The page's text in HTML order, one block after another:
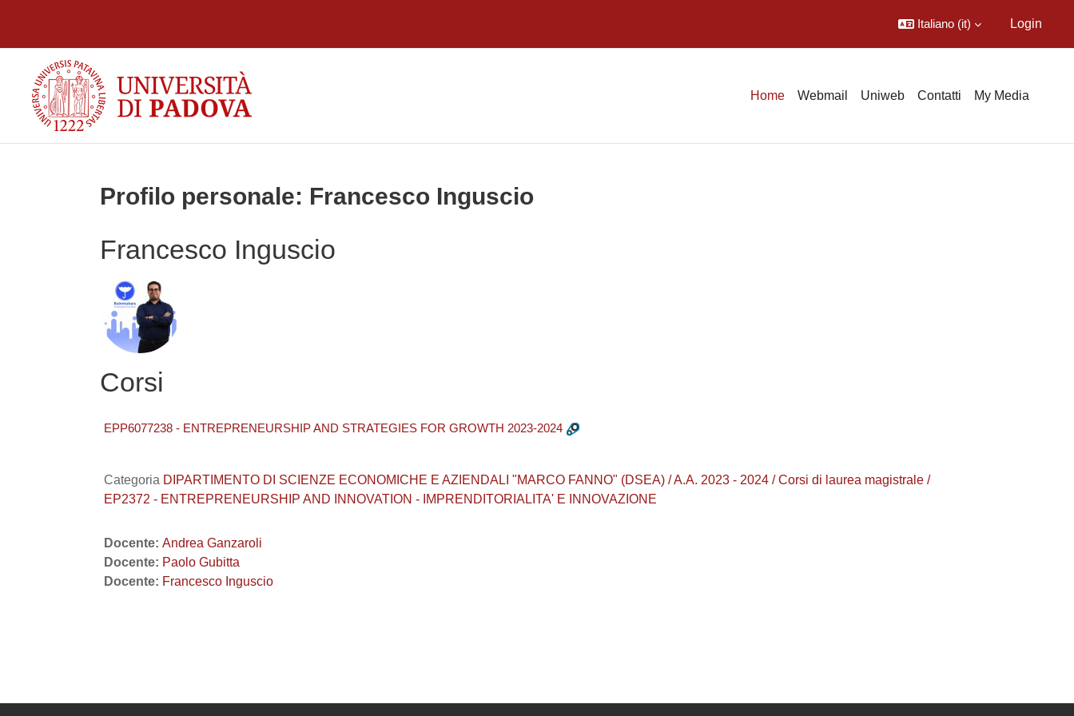
Italiano ‎(it)‎ Login
Home Webmail Uniweb Contatti My Media
Profilo personale: Francesco Inguscio
Francesco Inguscio
Corsi
EPP6077238 - ENTREPRENEURSHIP AND STRATEGIES FOR GROWTH 2023-2024
Categoria DIPARTIMENTO DI SCIENZE ECONOMICHE E AZIENDALI "MARCO FANNO" (DSEA) / A.A. 2023 - 2024 / Corsi di laurea magistrale /
EP2372 - ENTREPRENEURSHIP AND INNOVATION - IMPRENDITORIALITA' E INNOVAZIONE
Docente: Andrea Ganzaroli
Docente: Paolo Gubitta
Docente: Francesco Inguscio